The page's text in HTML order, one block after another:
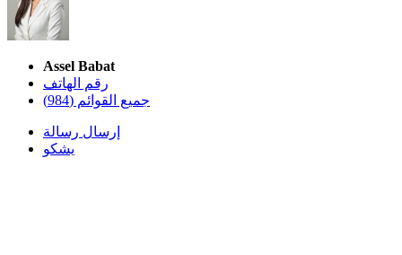
Assel Babat
رقم الهاتف
جميع القوائم (984)
إرسال رسالة
يشكو